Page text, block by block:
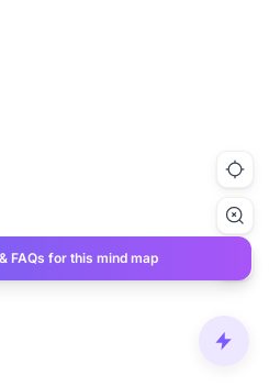
FAQs for this mind map